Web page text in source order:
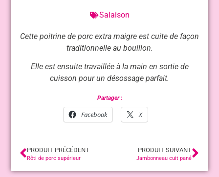
Salaison
Cette poitrine de porc extra maigre est cuite de façon
traditionnelle au bouillon.
Elle est ensuite travaillée à la main en sortie de
cuisson pour un désossage parfait.
Partager :
Facebook X
PRODUIT PRÉCÉDENT
Rôti de porc supérieur
PRODUIT SUIVANT
Jambonneau cuit pané